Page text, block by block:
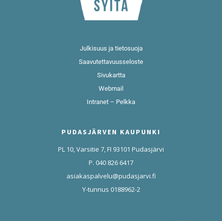
Julkisuus ja tietosuoja
Saavutettavuusseloste
Sivukartta
Webmail
Intranet – Pelkka
PUDASJÄRVEN KAUPUNKI
PL 10, Varsitie 7, FI 93101 Pudasjärvi
P. 040 826 6417
asiakaspalvelu@pudasjarvi.fi
Y-tunnus 0188962-2